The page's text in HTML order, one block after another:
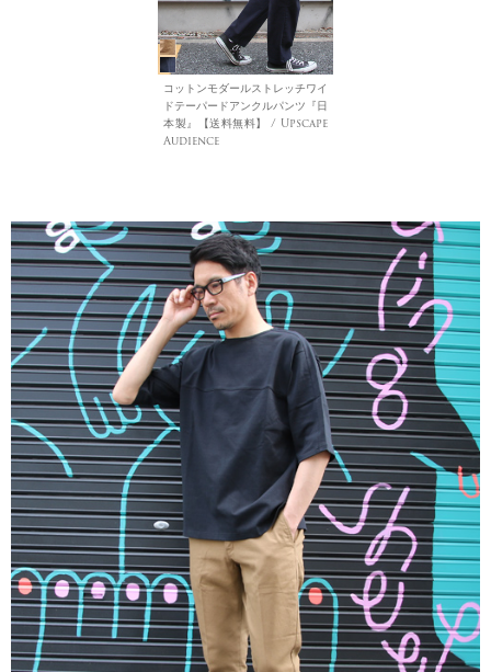
コットンモダールストレッチワイ
ドテーパードアンクルパンツ『日
本製』【送料無料】 / Upscape
Audience